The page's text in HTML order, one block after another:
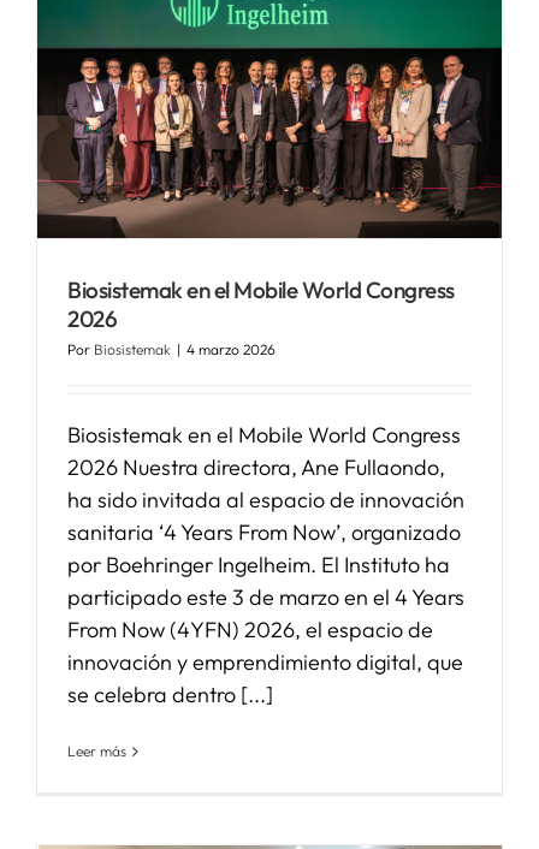
Biosistemak en el Mobile World Congress
2026
Por Biosistemak | 4 marzo 2026
Biosistemak en el Mobile World Congress
2026 Nuestra directora, Ane Fullaondo,
ha sido invitada al espacio de innovación
sanitaria ‘4 Years From Now’, organizado
por Boehringer Ingelheim. El Instituto ha
participado este 3 de marzo en el 4 Years
From Now (4YFN) 2026, el espacio de
innovación y emprendimiento digital, que
se celebra dentro [...]
Leer más